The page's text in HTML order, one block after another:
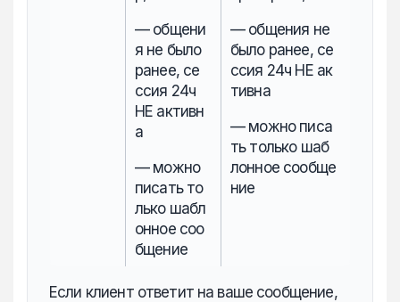
— общени
я не было
ранее, се
ссия 24ч
НЕ активн
а
— можно
писать то
лько шабл
онное соо
бщение
— общения не
было ранее, се
ссия 24ч НЕ ак
тивна
— можно писа
ть только шаб
лонное сообще
ние
Если клиент ответит на ваше сообщение,